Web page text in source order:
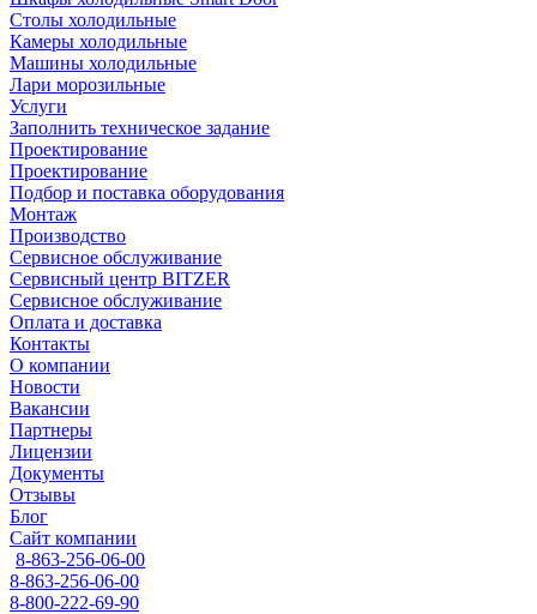
Столы холодильные
Камеры холодильные
Машины холодильные
Лари морозильные
Услуги
Заполнить техническое задание
Проектирование
Проектирование
Подбор и поставка оборудования
Монтаж
Производство
Сервисное обслуживание
Сервисный центр BITZER
Сервисное обслуживание
Оплата и доставка
Контакты
О компании
Новости
Вакансии
Партнеры
Лицензии
Документы
Отзывы
Блог
Сайт компании
8-863-256-06-00
8-863-256-06-00
8-800-222-69-90